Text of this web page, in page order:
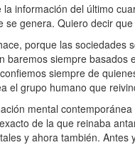
información del último
se genera. Quiero decir
porque las sociedades
baremos siempre
siempre de
el grupo humano que
mental
de la que reinaba
y ahora también.